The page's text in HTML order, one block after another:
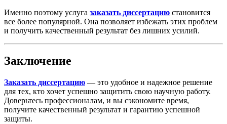
Именно поэтому услуга заказать диссертацию становится
все более популярной. Она позволяет избежать этих проблем
и получить качественный результат без лишних усилий.
Заключение
Заказать диссертацию — это удобное и надежное решение
для тех, кто хочет успешно защитить свою научную работу.
Доверьтесь профессионалам, и вы сэкономите время,
получите качественный результат и гарантию успешной
защиты.